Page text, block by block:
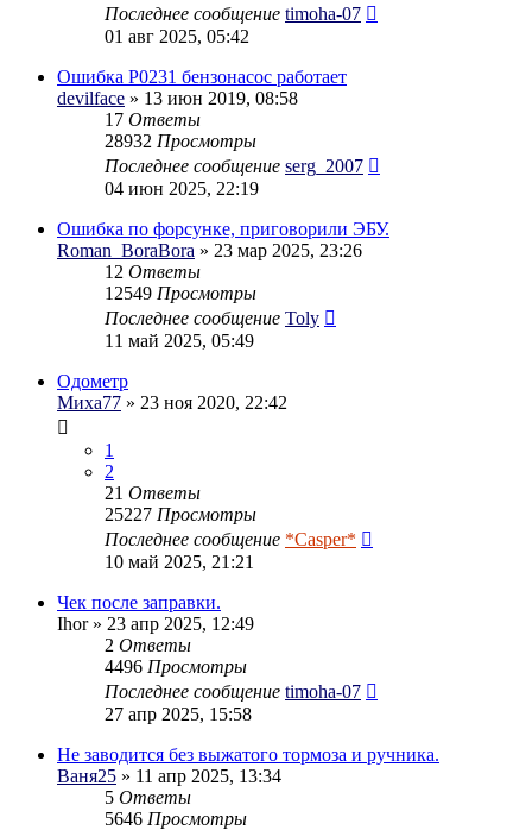
Последнее сообщение timoha-07
01 авг 2025, 05:42
Ошибка Р0231 бензонасос работает
devilface » 13 июн 2019, 08:58
17 Ответы
28932 Просмотры
Последнее сообщение serg_2007
04 июн 2025, 22:19
Ошибка по форсунке, приговорили ЭБУ.
Roman_BoraBora » 23 мар 2025, 23:26
12 Ответы
12549 Просмотры
Последнее сообщение Toly
11 май 2025, 05:49
Одометр
Миха77 » 23 ноя 2020, 22:42
1
2
21 Ответы
25227 Просмотры
Последнее сообщение *Casper*
10 май 2025, 21:21
Чек после заправки.
Ihor» 23 апр 2025, 12:49
2 Ответы
4496 Просмотры
Последнее сообщение timoha-07
27 апр 2025, 15:58
Не заводится без выжатого тормоза и ручника.
Ваня25 » 11 апр 2025, 13:34
5 Ответы
5646 Просмотры